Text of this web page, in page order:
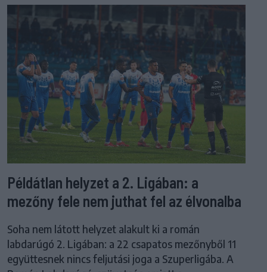
Példátlan helyzet a 2. Ligában: a
mezőny fele nem juthat fel az élvonalba
Soha nem látott helyzet alakult ki a román
labdarúgó 2. Ligában: a 22 csapatos mezőnyből 11
együttesnek nincs feljutási joga a Szuperligába. A